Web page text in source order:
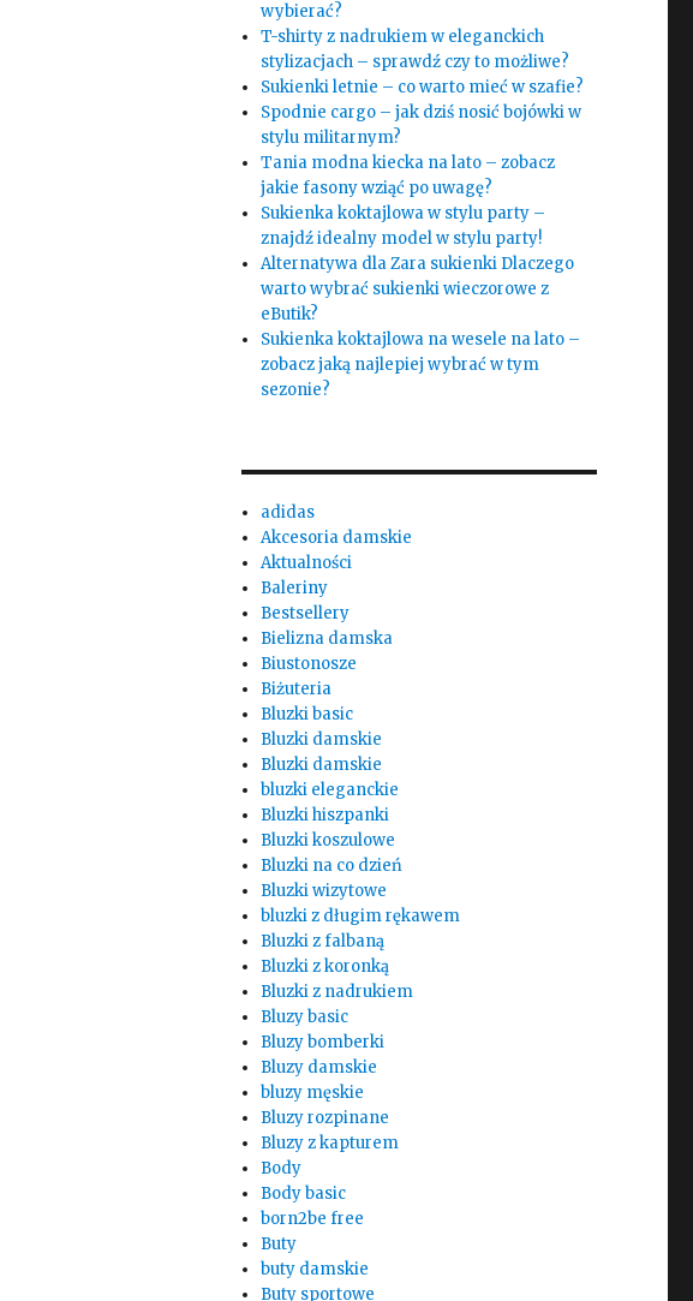
wybierać?
T-shirty z nadrukiem w eleganckich
stylizacjach – sprawdź czy to możliwe?
Sukienki letnie – co warto mieć w szafie?
Spodnie cargo – jak dziś nosić bojówki w
stylu militarnym?
Tania modna kiecka na lato – zobacz
jakie fasony wziąć po uwagę?
Sukienka koktajlowa w stylu party –
znajdź idealny model w stylu party!
Alternatywa dla Zara sukienki Dlaczego
warto wybrać sukienki wieczorowe z
eButik?
Sukienka koktajlowa na wesele na lato –
zobacz jaką najlepiej wybrać w tym
sezonie?
adidas
Akcesoria damskie
Aktualności
Baleriny
Bestsellery
Bielizna damska
Biustonosze
Biżuteria
Bluzki basic
Bluzki damskie
Bluzki damskie
bluzki eleganckie
Bluzki hiszpanki
Bluzki koszulowe
Bluzki na co dzień
Bluzki wizytowe
bluzki z długim rękawem
Bluzki z falbaną
Bluzki z koronką
Bluzki z nadrukiem
Bluzy basic
Bluzy bomberki
Bluzy damskie
bluzy męskie
Bluzy rozpinane
Bluzy z kapturem
Body
Body basic
born2be free
Buty
buty damskie
Buty sportowe